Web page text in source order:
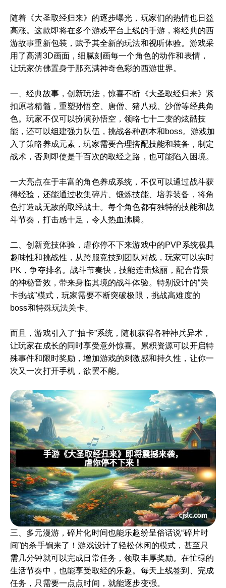
随着《大圣取经归来》的逐步曝光，玩家们的热情也日益
高涨。这款即将在多个游戏平台上线的手游，将经典的西
游故事重新包装，赋予其全新的玩法和视听体验。游戏采
用了高清3D画面，细腻刻画每一个角色的动作和表情，
让玩家仿佛置身于那充满神奇色彩的西游世界。
一、经典故事，创新玩法，惊喜不断《大圣取经归来》紧
扣原著精髓，重塑孙悟空、唐僧、猪八戒、沙僧等经典角
色。玩家不仅可以扮演孙悟空，领略七十二变的炫酷技
能，还可以组建强力队伍，挑战各种副本和boss。游戏加
入了策略养成元素，玩家需要合理搭配技能和装备，制定
战术，否则即使是千百次的取经之路，也可能陷入困境。
一大亮点在于丰富的角色养成系统，不仅可以通过战斗获
得经验，还能通过收集碎片、锻炼技能、培养装备，将角
色打造成无敌的取经战士。每个角色都有独特的技能和战
斗节奏，打击感十足，令人热血沸腾。
二、创新竞技体验，虐你停不下来游戏中的PVP系统极具
趣味性和挑战性，从跨服竞技到团队对战，玩家可以实时
PK，争夺排名。战斗节奏快，技能连击炫丽，配合背景
的神秘音效，带来身临其境的战斗体验。特别设计的“关
卡挑战”模式，玩家需要不断突破极限，挑战高难度的
boss和特殊玩法关卡。
而且，游戏引入了“抽卡”系统，随机获得各种神兵异术，
让玩家在成长的同时享受意外惊喜。累积资源可以开启特
殊事件和限时奖励，增加游戏的刺激感和持久性，让你一
次又一次打开手机，欲罢不能。
三、多元漫游，碎片化时间也能乐趣纷呈俗话说“碎片时
间”的杀手锏来了！游戏设计了轻松休闲的模式，甚至只
需几分钟就可以完成日常任务，领取丰厚奖励。在忙碌的
生活节奏中，也能享受取经的乐趣。每天上线签到、完成
任务，只需要一点点时间，就能逐步变强。